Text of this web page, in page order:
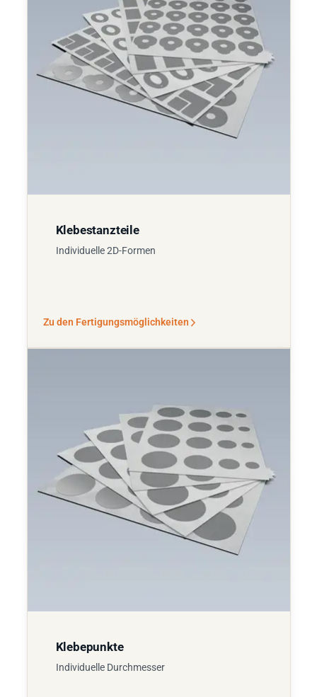
Klebestanzteile
Individuelle 2D-Formen
Zu den Fertigungsmöglichkeiten
Klebepunkte
Individuelle Durchmesser